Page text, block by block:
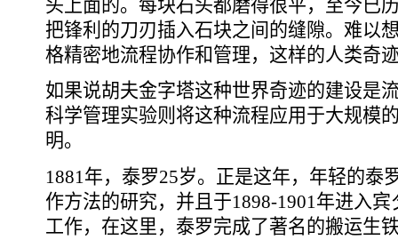
头上面的。每块石头都磨得很平，至今已
把锋利的刀刃插入石块之间的缝隙。难以
格精密地流程协作和管理，这样的人类奇
如果说胡夫金字塔这种世界奇迹的建设是
科学管理实验则将这种流程应用于大规模
明。
1881年，泰罗25岁。正是这年，年轻的泰
作方法的研究，并且于1898-1901年进入
工作，在这里，泰罗完成了著名的搬运生